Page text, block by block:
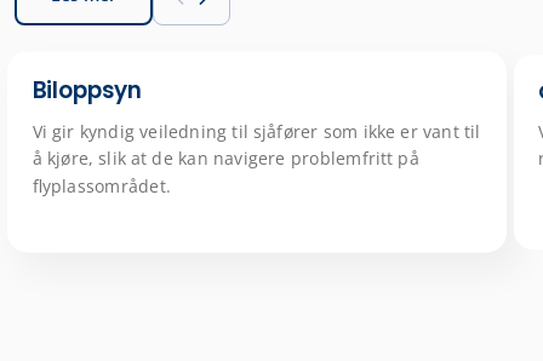
Biloppsyn
Vi gir kyndig veiledning til sjåfører som ikke er vant til
å kjøre, slik at de kan navigere problemfritt på
flyplassområdet.